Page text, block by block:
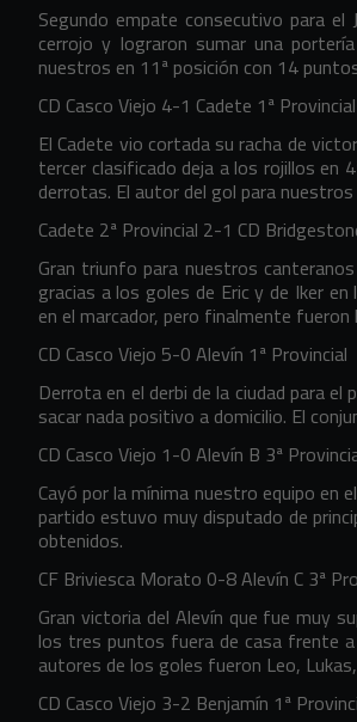
Segundo empate consecutivo para el
cerrojo y lograron sumar una
nuestros en 11ª posición con 14
CD Casco Viejo 4-1 Cadete 1ª Provincial
El Cadete vio cortada su racha de
tercer clasificado deja a los rojillos en
derrotas. El autor del gol para
Cadete 2ª Provincial 2-1 CD
Gran triunfo para nuestros
gracias a los goles de Eric y de Iker
en el marcador, pero finalmente
CD Casco Viejo 5-0 Alevín 1ª Provincial
Derrota en el derbi de la ciudad para
sacar nada positivo a domicilio. El
CD Casco Viejo 1-0 Alevín B 3ª
Cayó por la mínima nuestro equipo en
partido estuvo muy disputado de
obtenidos.
CF Briviesca Morato 0-8 Alevín C 3ª
Gran victoria del Alevín que fue muy
los tres puntos fuera de casa frente
autores de los goles fueron Leo,
CD Casco Viejo 3-2 Benjamín 1ª